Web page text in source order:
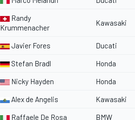
Randy
Krummenacher
Kawasaki
Javier Fores Ducati
Stefan Bradl Honda
Nicky Hayden Honda
Alex de Angelis Kawasaki
Raffaele De Rosa BMW